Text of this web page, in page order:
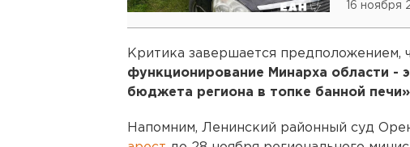
16 ноября
Критика завершается предположением,
функционирование Минарха области -
бюджета региона в топке банной
Напомним, Ленинский районный суд